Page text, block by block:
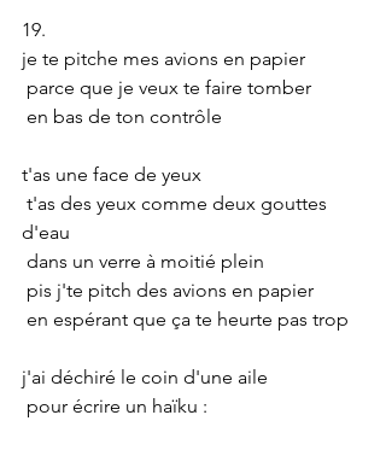
19.
je te pitche mes avions en papier
parce que je veux te faire tomber
en bas de ton contrôle
t'as une face de yeux
d'eau
dans un verre à moitié plein
pis j'te pitch des avions en papier
en espérant que ça te heurte pas trop
j'ai déchiré le coin d'une aile
pour écrire un haïku :